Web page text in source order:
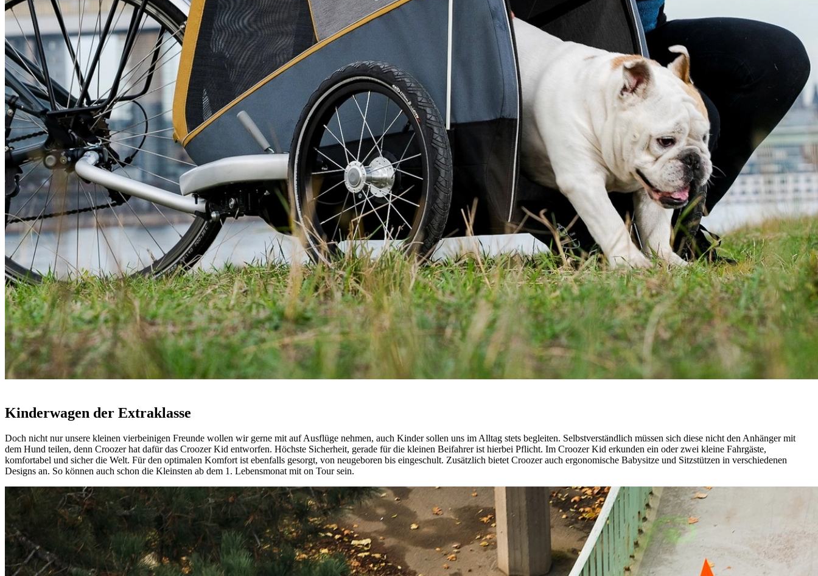
Kinderwagen der Extraklasse
Doch nicht nur unsere kleinen vierbeinigen Freunde wollen wir gerne mit auf Ausflüge nehmen, auch Kinder sollen uns im Alltag stets begleiten. Selbstverständlich müssen sich diese nicht den Anhänger mit
dem Hund teilen, denn Croozer hat dafür das Croozer Kid entworfen. Höchste Sicherheit, gerade für die kleinen Beifahrer ist hierbei Pflicht. Im Croozer Kid erkunden ein oder zwei kleine Fahrgäste,
komfortabel und sicher die Welt. Für den optimalen Komfort ist ebenfalls gesorgt, von neugeboren bis eingeschult. Zusätzlich bietet Croozer auch ergonomische Babysitze und Sitzstützen in verschiedenen
Designs an. So können auch schon die Kleinsten ab dem 1. Lebensmonat mit on Tour sein.